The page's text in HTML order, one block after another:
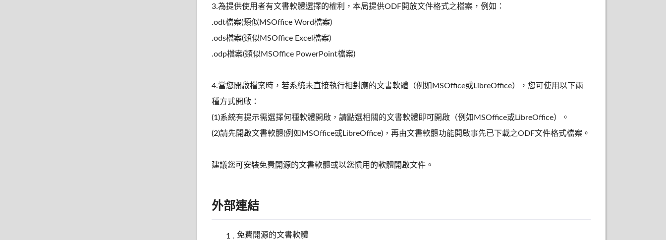
3.為提供使用者有文書軟體選擇的權利，本局提供ODF開放文件格式之檔案，例如：
.odt檔案(類似MSOffice Word檔案)
.ods檔案(類似MSOffice Excel檔案)
.odp檔案(類似MSOffice PowerPoint檔案)
4.當您開啟檔案時，若系統未直接執行相對應的文書軟體（例如MSOffice或LibreOffice），您可使用以下兩
種方式開啟：
(1)系統有提示需選擇何種軟體開啟，請點選相關的文書軟體即可開啟（例如MSOffice或LibreOffice）。
(2)請先開啟文書軟體(例如MSOffice或LibreOffice)，再由文書軟體功能開啟事先已下載之ODF文件格式檔案。
建議您可安裝免費開源的文書軟體或以您慣用的軟體開啟文件。
外部連結
免費開源的文書軟體